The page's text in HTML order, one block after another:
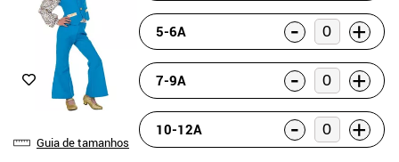
Guia de tamanhos
5-6A - +
7-9A - +
10-12A - +